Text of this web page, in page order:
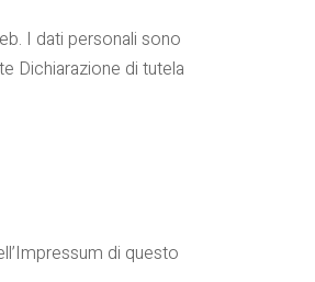
I dati personali sono
Dichiarazione di tutela
di questo